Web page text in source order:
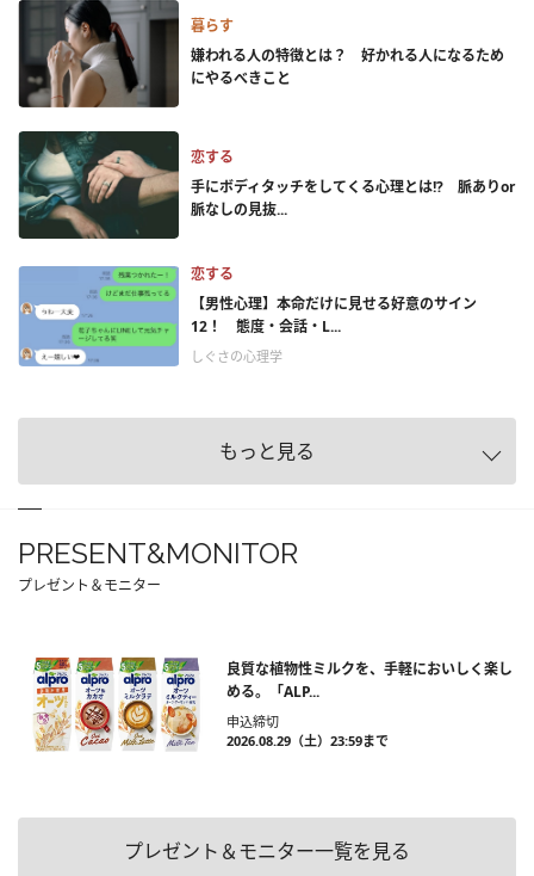
暮らす
嫌われる人の特徴とは？ 好かれる人になるため
にやるべきこと
恋する
手にボディタッチをしてくる心理とは!? 脈ありor
脈なしの見抜...
恋する
【男性心理】本命だけに見せる好意のサイン
12！ 態度・会話・L...
しぐさの心理学
もっと見る
PRESENT&MONITOR
プレゼント＆モニター
良質な植物性ミルクを、手軽においしく楽し
める。「ALP...
申込締切
2026.08.29（土）23:59まで
プレゼント＆モニター一覧を見る